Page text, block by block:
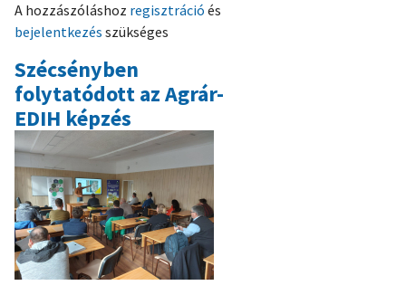
Drón
nap
volt
Mezőhegyesen)
A hozzászóláshoz regisztráció és
bejelentkezés szükséges
Szécsényben
folytatódott az Agrár-
EDIH képzés